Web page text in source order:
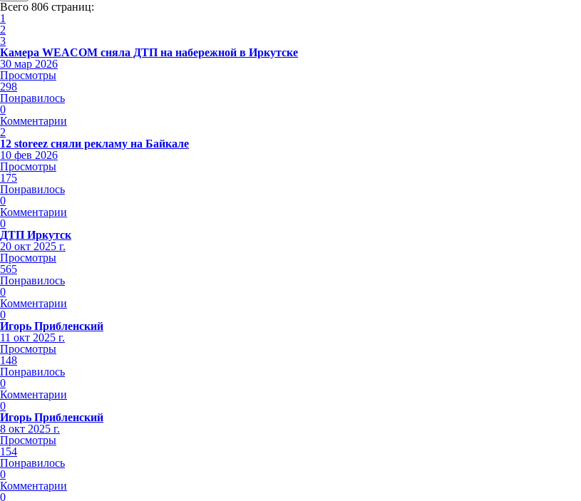
Всего 806 страниц:
1
2
3
Камера WEACOM сняла ДТП на набережной в Иркутске
30 мар 2026
Просмотры
298
Понравилось
0
Комментарии
2
12 storeez сняли рекламу на Байкале
10 фев 2026
Просмотры
175
Понравилось
0
Комментарии
0
ДТП Иркутск
20 окт 2025 г.
Просмотры
565
Понравилось
0
Комментарии
0
Игорь Прибленский
11 окт 2025 г.
Просмотры
148
Понравилось
0
Комментарии
0
Игорь Прибленский
8 окт 2025 г.
Просмотры
154
Понравилось
0
Комментарии
0